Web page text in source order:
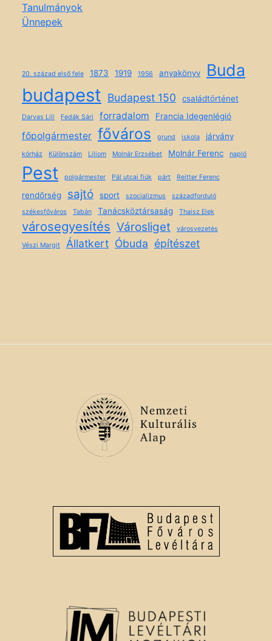
Tanulmányok
Ünnepek
20. század első fele 1873 1919 1956 anyakönyv Buda
budapest Budapest 150 családtörténet
Darvas Lili Fedák Sári forradalom Francia Idegenlégió
főpolgármester főváros grund iskola járvány
kórház Különszám Liliom Molnár Erzsébet Molnár Ferenc napló
Pest polgármester Pál utcai fiúk párt Reitter Ferenc
rendőrség sajtó sport szocializmus
századforduló
székesfőváros
Tabán Tanácsköztársaság Thaisz Elek
városegyesítés Városliget városvezetés
Vészi Margit Állatkert Óbuda építészet